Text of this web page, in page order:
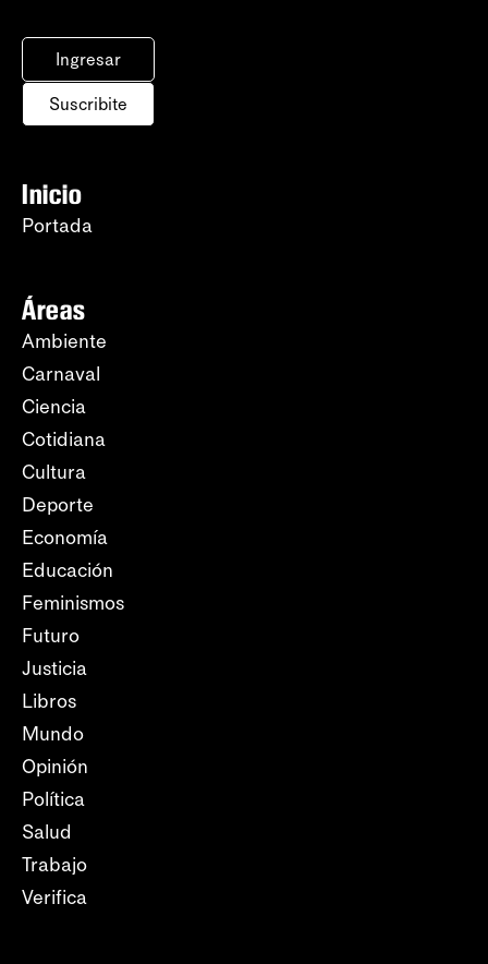
Ingresar
Suscribite
Inicio
Portada
Áreas
Ambiente
Carnaval
Ciencia
Cotidiana
Cultura
Deporte
Economía
Educación
Feminismos
Futuro
Justicia
Libros
Mundo
Opinión
Política
Salud
Trabajo
Verifica